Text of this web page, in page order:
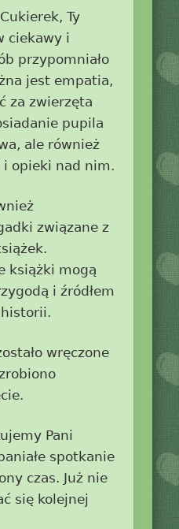
Ty
ciekawy i
przypomniało
jest empatia,
za zwierzęta
pupila
ale również
opieki nad nim.
związane z
książki mogą
i źródłem
wręczone
Pani
spotkanie
czas. Już nie
się kolejnej